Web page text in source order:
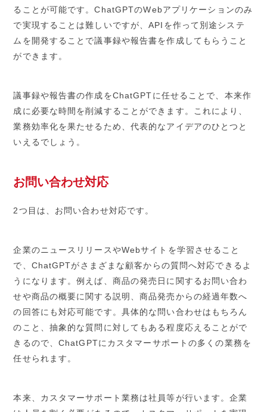
ることが可能です。ChatGPTのWebアプリケーションのみ
で実現することは難しいですが、APIを作って別途システ
ムを開発することで議事録や報告書を作成してもらうこと
ができます。
議事録や報告書の作成をChatGPTに任せることで、本来作
成に必要な時間を削減することができます。これにより、
業務効率化を果たせるため、代表的なアイデアのひとつと
いえるでしょう。
お問い合わせ対応
2つ目は、お問い合わせ対応です。
企業のニュースリリースやWebサイトを学習させること
で、ChatGPTがさまざまな顧客からの質問へ対応できるよ
うになります。例えば、商品の発売日に関するお問い合わ
せや商品の概要に関する説明、商品発売からの経過年数へ
の回答にも対応可能です。具体的な問い合わせはもちろん
のこと、抽象的な質問に対してもある程度応えることがで
きるので、ChatGPTにカスタマーサポートの多くの業務を
任せられます。
本来、カスタマーサポート業務は社員等が行います。企業